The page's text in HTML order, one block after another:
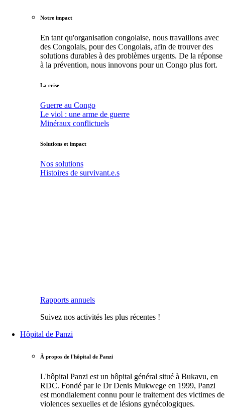
Notre impact
En tant qu'organisation congolaise, nous travaillons avec
des Congolais, pour des Congolais, afin de trouver des
solutions durables à des problèmes urgents. De la réponse
à la prévention, nous innovons pour un Congo plus fort.
La crise
Guerre au Congo
Le viol : une arme de guerre
Minéraux conflictuels
Solutions et impact
Nos solutions
Histoires de survivant.e.s
Rapports annuels
Suivez nos activités les plus récentes !
Hôpital de Panzi
À propos de l'hôpital de Panzi
L'hôpital Panzi est un hôpital général situé à Bukavu, en
RDC. Fondé par le Dr Denis Mukwege en 1999, Panzi
est mondialement connu pour le traitement des victimes de
violences sexuelles et de lésions gynécologiques.